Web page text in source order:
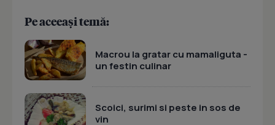
Pe aceeași temă:
Macrou la gratar cu mamaliguta -
un festin culinar
Scoici, surimi si peste in sos de
vin